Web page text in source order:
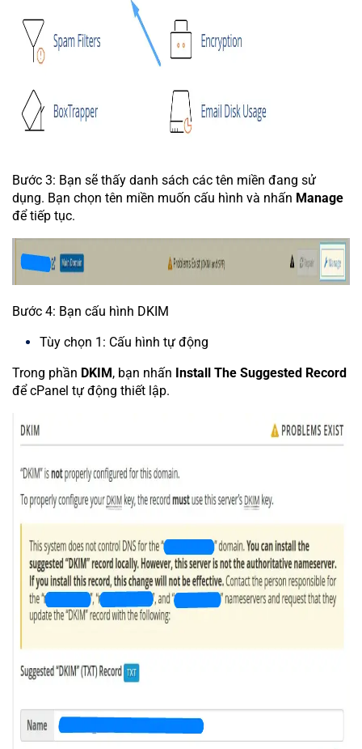
Bước 3: Bạn sẽ thấy danh sách các tên miền đang sử
dụng. Bạn chọn tên miền muốn cấu hình và nhấn Manage
để tiếp tục.
Bước 4: Bạn cấu hình DKIM
Tùy chọn 1: Cấu hình tự động
Trong phần DKIM, bạn nhấn Install The Suggested Record
để cPanel tự động thiết lập.